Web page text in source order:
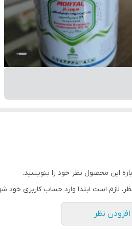
این محصول نظر خود را بنویسید.
لازم است ابتدا وارد حساب کاربری خود
افزودن نظر